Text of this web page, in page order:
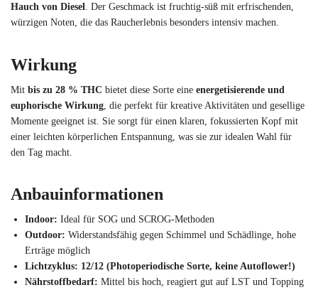
Hauch von Diesel . Der Geschmack ist fruchtig-süß mit erfrischenden,
würzigen Noten, die das Raucherlebnis besonders intensiv machen.
Wirkung
Mit bis zu 28 % THC bietet diese Sorte eine energetisierende und
euphorische Wirkung , die perfekt für kreative Aktivitäten und gesellige
Momente geeignet ist. Sie sorgt für einen klaren, fokussierten Kopf mit
einer leichten körperlichen Entspannung, was sie zur idealen Wahl für
den Tag macht.
Anbauinformationen
Indoor: Ideal für SOG und SCROG-Methoden
Outdoor: Widerstandsfähig gegen Schimmel und Schädlinge, hohe
Erträge möglich
Lichtzyklus: 12/12 (Photoperiodische Sorte, keine Autoflower!)
Nährstoffbedarf: Mittel bis hoch, reagiert gut auf LST und Topping